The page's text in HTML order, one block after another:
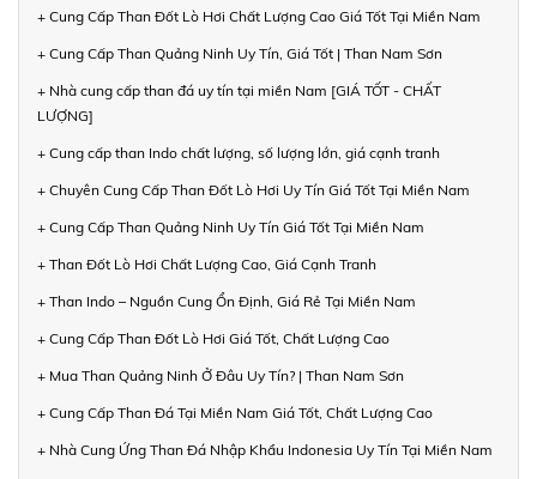
+ Cung Cấp Than Đốt Lò Hơi Chất Lượng Cao Giá Tốt Tại Miền Nam
+ Cung Cấp Than Quảng Ninh Uy Tín, Giá Tốt | Than Nam Sơn
+ Nhà cung cấp than đá uy tín tại miền Nam [GIÁ TỐT - CHẤT
LƯỢNG]
+ Cung cấp than Indo chất lượng, số lượng lớn, giá cạnh tranh
+ Chuyên Cung Cấp Than Đốt Lò Hơi Uy Tín Giá Tốt Tại Miền Nam
+ Cung Cấp Than Quảng Ninh Uy Tín Giá Tốt Tại Miền Nam
+ Than Đốt Lò Hơi Chất Lượng Cao, Giá Cạnh Tranh
+ Than Indo – Nguồn Cung Ổn Định, Giá Rẻ Tại Miền Nam
+ Cung Cấp Than Đốt Lò Hơi Giá Tốt, Chất Lượng Cao
+ Mua Than Quảng Ninh Ở Đâu Uy Tín? | Than Nam Sơn
+ Cung Cấp Than Đá Tại Miền Nam Giá Tốt, Chất Lượng Cao
+ Nhà Cung Ứng Than Đá Nhập Khẩu Indonesia Uy Tín Tại Miền Nam